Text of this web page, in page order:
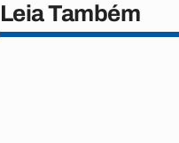
Leia Também